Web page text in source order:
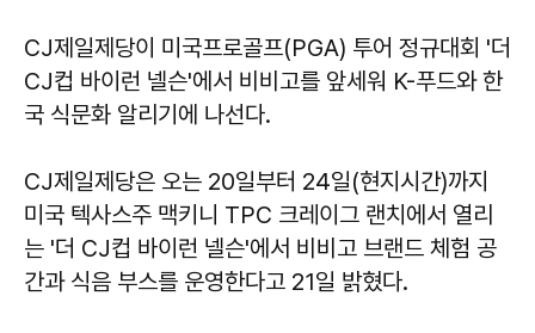
CJ제일제당이 미국프로골프(PGA) 투어 정규대회 '더
CJ컵 바이런 넬슨'에서 비비고를 앞세워 K-푸드와 한
국 식문화 알리기에 나선다.
CJ제일제당은 오는 20일부터 24일(현지시간)까지
미국 텍사스주 맥키니 TPC 크레이그 랜치에서 열리
는 '더 CJ컵 바이런 넬슨'에서 비비고 브랜드 체험 공
간과 식음 부스를 운영한다고 21일 밝혔다.